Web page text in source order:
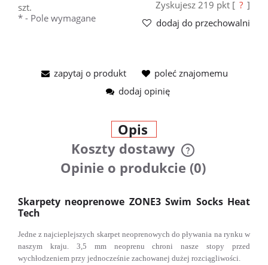
szt.
Zyskujesz 219 pkt [ ? ]
dodaj do przechowalni
* - Pole wymagane
zapytaj o produkt
poleć znajomemu
dodaj opinię
Opis
Koszty dostawy
Cena nie zawiera ewentualnych
kosztów płatności
Opinie o produkcie (0)
Skarpety neoprenowe ZONE3 Swim Socks Heat
Tech
Jedne z najcieplejszych skarpet neoprenowych do pływania na rynku w
naszym kraju. 3,5 mm neoprenu chroni nasze stopy przed
wychłodzeniem przy jednocześnie zachowanej dużej rozciągliwości.